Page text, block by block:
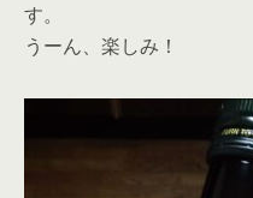
す。
うーん、楽しみ！